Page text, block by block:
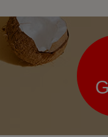
Newsletter